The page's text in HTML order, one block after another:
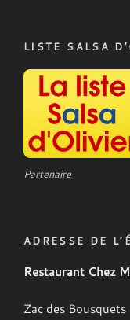
LISTE SALSA
Partenaire
ADRESSE DE
Restaurant Chez
Zac des Bousquets